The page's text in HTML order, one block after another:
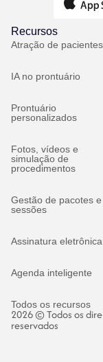
Recursos
Atração de pacientes
IA no prontuário
Prontuário
personalizados
Fotos, vídeos e
simulação de
procedimentos
Gestão de pacotes e
sessões
Assinatura eletrônica
Agenda inteligente
Todos os recursos
2026 © Todos os
reservados